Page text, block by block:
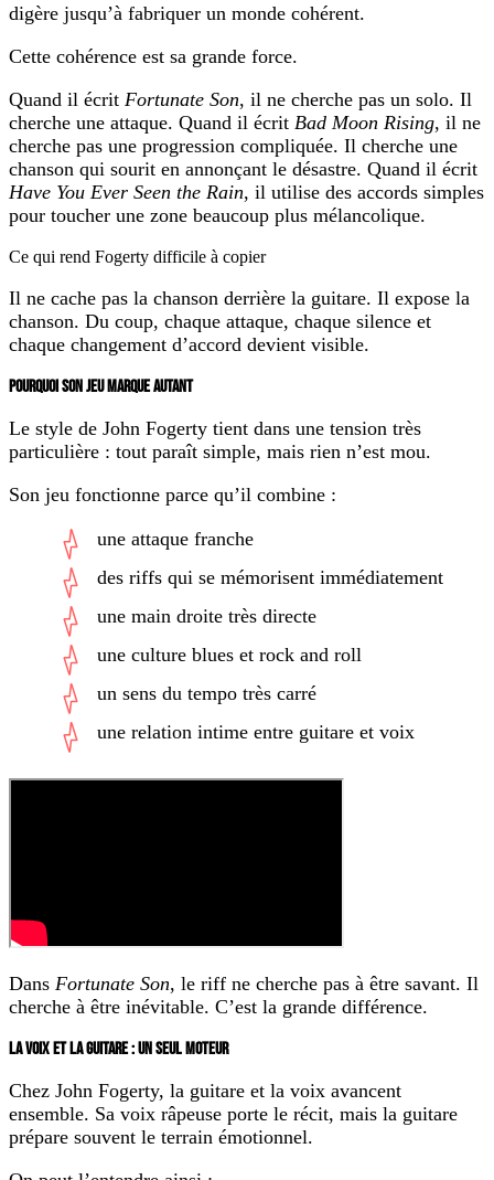
digère jusqu’à fabriquer un monde cohérent.
Cette cohérence est sa grande force.
Quand il écrit Fortunate Son, il ne cherche pas un solo. Il
cherche une attaque. Quand il écrit Bad Moon Rising, il ne
cherche pas une progression compliquée. Il cherche une
chanson qui sourit en annonçant le désastre. Quand il écrit
Have You Ever Seen the Rain, il utilise des accords simples
pour toucher une zone beaucoup plus mélancolique.
Ce qui rend Fogerty difficile à copier
Il ne cache pas la chanson derrière la guitare. Il expose la
chanson. Du coup, chaque attaque, chaque silence et
chaque changement d’accord devient visible.
POURQUOI SON JEU MARQUE AUTANT
Le style de John Fogerty tient dans une tension très
particulière : tout paraît simple, mais rien n’est mou.
Son jeu fonctionne parce qu’il combine :
une attaque franche
des riffs qui se mémorisent immédiatement
une main droite très directe
une culture blues et rock and roll
un sens du tempo très carré
une relation intime entre guitare et voix
Dans Fortunate Son, le riff ne cherche pas à être savant. Il
cherche à être inévitable. C’est la grande différence.
LA VOIX ET LA GUITARE : UN SEUL MOTEUR
Chez John Fogerty, la guitare et la voix avancent
ensemble. Sa voix râpeuse porte le récit, mais la guitare
prépare souvent le terrain émotionnel.